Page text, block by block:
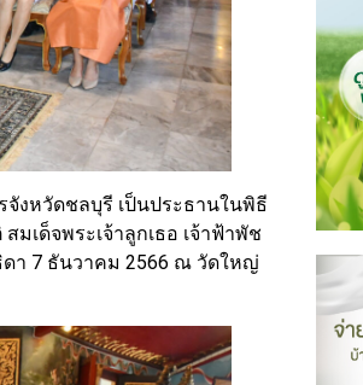
จังหวัดชลบุรี เป็นประธานในพิธี
เด็จพระเจ้าลูกเธอ เจ้าฟ้าพัช
า 7 ธันวาคม 2566 ณ วัดใหญ่